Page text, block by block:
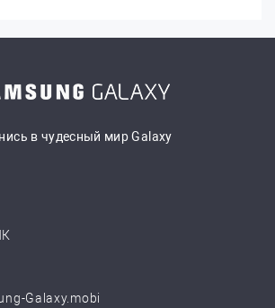
в чудесный мир Galaxy
Galaxy.mobi